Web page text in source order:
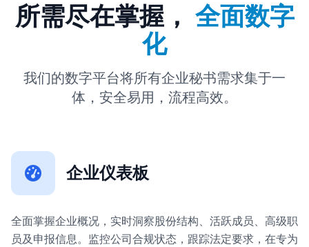
所需尽在掌握， 全面数字
化
我们的数字平台将所有企业秘书需求集于一
体，安全易用，流程高效。
企业仪表板
全面掌握企业概况，实时洞察股份结构、活跃成员、高级职
员及申报信息。监控公司合规状态，跟踪法定要求，在专为